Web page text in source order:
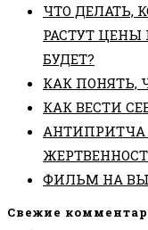
ЧТО ДЕЛАТЬ,
РАСТУТ
БУДЕТ?
КАК ПОНЯТЬ,
КАК ВЕСТИ
АНТИПРИТЧА
ФИЛЬМ НА
Свежие